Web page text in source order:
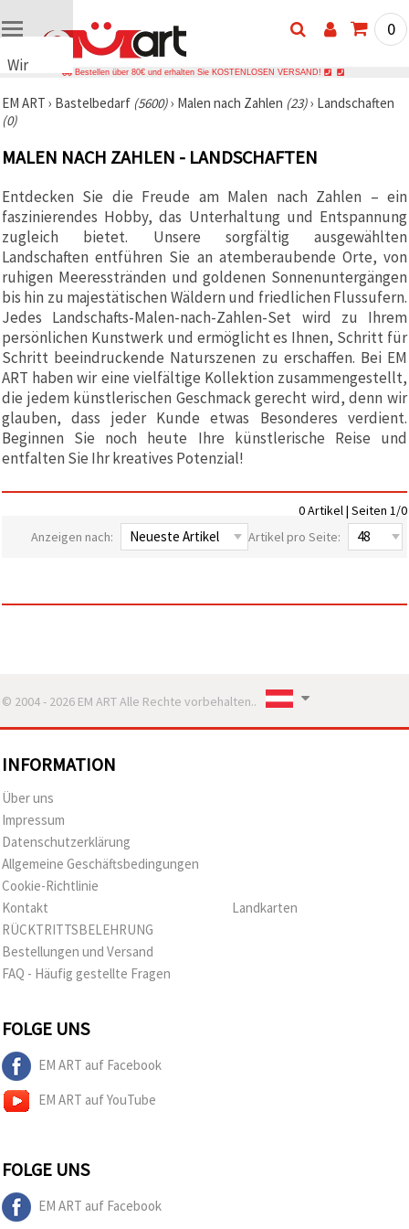
Wir
Cookies
🍪 Wir
Cookies
ähnliche
Technologien,
um das
ordnungsgemäße
Funktionieren
der Website
sicherzustellen,
Ihr
Nutzungserlebnis
zu
verbessern
und, mit
Ihrer
Einwilligung,
den
Datenverkehr
zu
analysieren
sowie
relevantere
Werbung
Unterstützung
oder Ihre
individuell
Ihre
können Sie
jederzeit
oder
widerrufen.
Datenschutzerklärung
Cookie-
Einstellungen
0
Bestellen über 80€ und erhalten Sie KOSTENLOSEN VERSAND!
EM ART › Bastelbedarf (5600)› Malen nach Zahlen (23)› Landschaften
(0)
MALEN NACH ZAHLEN - LANDSCHAFTEN
Entdecken Sie die Freude am Malen nach Zahlen – ein
faszinierendes Hobby, das Unterhaltung und Entspannung
zugleich bietet. Unsere sorgfältig ausgewählten
Landschaften entführen Sie an atemberaubende Orte, von
ruhigen Meeresstränden und goldenen Sonnenuntergängen
bis hin zu majestätischen Wäldern und friedlichen Flussufern.
Jedes Landschafts-Malen-nach-Zahlen-Set wird zu Ihrem
persönlichen Kunstwerk und ermöglicht es Ihnen, Schritt für
Schritt beeindruckende Naturszenen zu erschaffen. Bei EM
ART haben wir eine vielfältige Kollektion zusammengestellt,
die jedem künstlerischen Geschmack gerecht wird, denn wir
glauben, dass jeder Kunde etwas Besonderes verdient.
Beginnen Sie noch heute Ihre künstlerische Reise und
entfalten Sie Ihr kreatives Potenzial!
0 Artikel | Seiten 1/0
Anzeigen nach:
Artikel pro Seite:
© 2004 - 2026 EM ART Alle Rechte vorbehalten..
INFORMATION
Über uns
Impressum
Datenschutzerklärung
Allgemeine Geschäftsbedingungen
Cookie-Richtlinie
Kontakt
RÜCKTRITTSBELEHRUNG
Bestellungen und Versand
FAQ - Häufig gestellte Fragen
Landkarten
FOLGE UNS
EM ART auf Facebook
EM ART auf YouTube
FOLGE UNS
EM ART auf Facebook